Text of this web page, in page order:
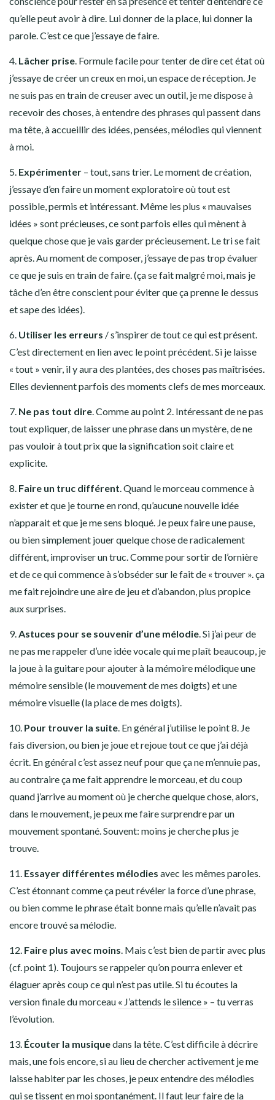
qu’elle peut avoir à dire. Lui donner de la place, lui donner la
parole. C’est ce que j’essaye de faire.
4. Lâcher prise . Formule facile pour tenter de dire cet état où
j’essaye de créer un creux en moi, un espace de réception. Je
ne suis pas en train de creuser avec un outil, je me dispose à
recevoir des choses, à entendre des phrases qui passent dans
ma tête, à accueillir des idées, pensées, mélodies qui viennent
à moi.
5. Expérimenter – tout, sans trier. Le moment de création,
j’essaye d’en faire un moment exploratoire où tout est
possible, permis et intéressant. Même les plus « mauvaises
idées » sont précieuses, ce sont parfois elles qui mènent à
quelque chose que je vais garder précieusement. Le tri se fait
après. Au moment de composer, j’essaye de pas trop évaluer
ce que je suis en train de faire. (ça se fait malgré moi, mais je
tâche d’en être conscient pour éviter que ça prenne le dessus
et sape des idées).
6. Utiliser les erreurs / s’inspirer de tout ce qui est présent.
C’est directement en lien avec le point précédent. Si je laisse
« tout » venir, il y aura des plantées, des choses pas maîtrisées.
Elles deviennent parfois des moments clefs de mes morceaux.
7. Ne pas tout dire . Comme au point 2. Intéressant de ne pas
tout expliquer, de laisser une phrase dans un mystère, de ne
pas vouloir à tout prix que la signification soit claire et
explicite.
8. Faire un truc différent . Quand le morceau commence à
exister et que je tourne en rond, qu’aucune nouvelle idée
n’apparait et que je me sens bloqué. Je peux faire une pause,
ou bien simplement jouer quelque chose de radicalement
différent, improviser un truc. Comme pour sortir de l’ornière
et de ce qui commence à s’obséder sur le fait de « trouver ». ça
me fait rejoindre une aire de jeu et d’abandon, plus propice
aux surprises.
9. Astuces pour se souvenir d’une mélodie . Si j’ai peur de
ne pas me rappeler d’une idée vocale qui me plaît beaucoup, je
la joue à la guitare pour ajouter à la mémoire mélodique une
mémoire sensible (le mouvement de mes doigts) et une
mémoire visuelle (la place de mes doigts).
10. Pour trouver la suite . En général j’utilise le point 8. Je
fais diversion, ou bien je joue et rejoue tout ce que j’ai déjà
écrit. En général c’est assez neuf pour que ça ne m’ennuie pas,
au contraire ça me fait apprendre le morceau, et du coup
quand j’arrive au moment où je cherche quelque chose, alors,
dans le mouvement, je peux me faire surprendre par un
mouvement spontané. Souvent: moins je cherche plus je
trouve.
11. Essayer différentes mélodies avec les mêmes paroles.
C’est étonnant comme ça peut révéler la force d’une phrase,
ou bien comme le phrase était bonne mais qu’elle n’avait pas
encore trouvé sa mélodie.
12. Faire plus avec moins . Mais c’est bien de partir avec plus
(cf. point 1). Toujours se rappeler qu’on pourra enlever et
élaguer après coup ce qui n’est pas utile. Si tu écoutes la
version finale du morceau « J’attends le silence » – tu verras
l’évolution.
13. Écouter la musiquedans la tête. C’est difficile à décrire
mais, une fois encore, si au lieu de chercher activement je me
laisse habiter par les choses, je peux entendre des mélodies
qui se tissent en moi spontanément. Il faut leur faire de la